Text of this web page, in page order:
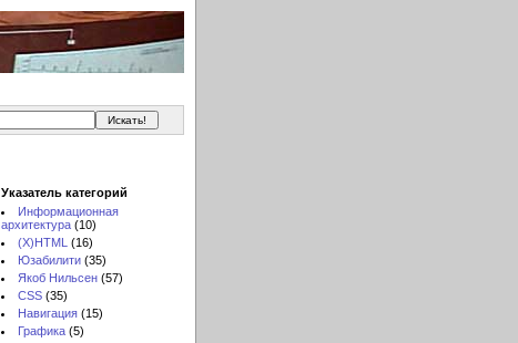
Указатель категорий
Информационная
архитектура (10)
(X)HTML
(16)
Юзабилити (35)
Якоб Нильсен (57)
CSS (35)
Навигация (15)
Графика (5)